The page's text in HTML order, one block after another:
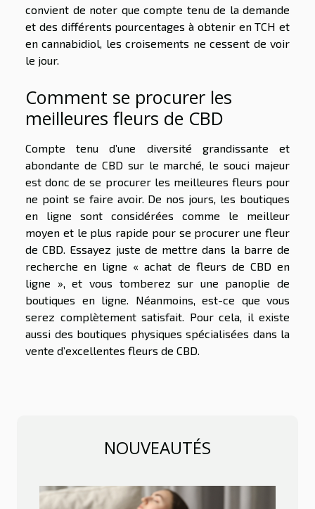
convient de noter que compte tenu de la demande
et des différents pourcentages à obtenir en TCH et
en cannabidiol, les croisements ne cessent de voir
le jour.
Comment se procurer les
meilleures fleurs de CBD
Compte tenu d’une diversité grandissante et
abondante de CBD sur le marché, le souci majeur
est donc de se procurer les meilleures fleurs pour
ne point se faire avoir. De nos jours, les boutiques
en ligne sont considérées comme le meilleur
moyen et le plus rapide pour se procurer une fleur
de CBD. Essayez juste de mettre dans la barre de
recherche en ligne « achat de fleurs de CBD en
ligne », et vous tomberez sur une panoplie de
boutiques en ligne. Néanmoins, est-ce que vous
serez complètement satisfait. Pour cela, il existe
aussi des boutiques physiques spécialisées dans la
vente d’excellentes fleurs de CBD.
NOUVEAUTÉS